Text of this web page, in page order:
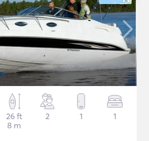
26 ft
8 m
2 1 1